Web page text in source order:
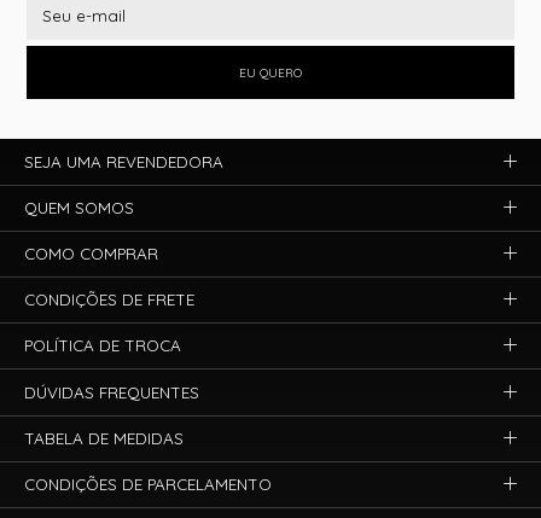
EU QUERO
SEJA UMA REVENDEDORA
QUEM SOMOS
COMO COMPRAR
CONDIÇÕES DE FRETE
POLÍTICA DE TROCA
DÚVIDAS FREQUENTES
TABELA DE MEDIDAS
CONDIÇÕES DE PARCELAMENTO